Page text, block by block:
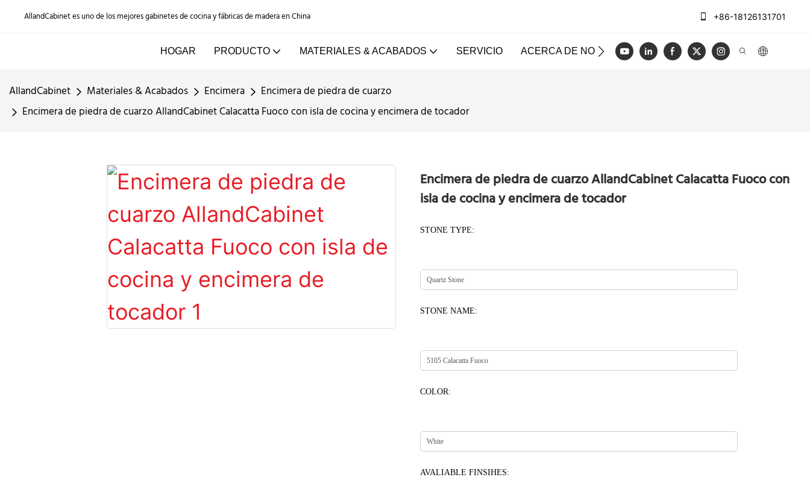
AllandCabinet es uno de los mejores gabinetes de cocina y fábricas de madera en China +86-18126131701
HOGAR PRODUCTO MATERIALES & ACABADOS SERVICIO ACERCA DE NOSOTROS CASOS REGISTRO
AllandCabinet Materiales & Acabados Encimera
Encimera de piedra de cuarzo
Encimera de piedra de cuarzo AllandCabinet Calacatta Fuoco con isla de cocina y encimera de tocador
Encimera de piedra de cuarzo AllandCabinet Calacatta Fuoco con
isla de cocina y encimera de tocador
STONE TYPE:
STONE NAME:
COLOR:
AVALIABLE FINSIHES: